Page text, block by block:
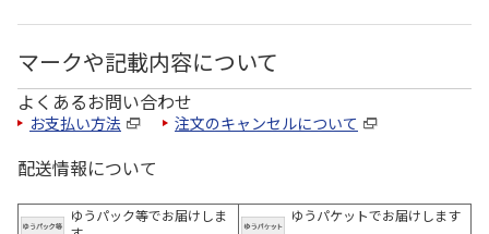
マークや記載内容について
よくあるお問い合わせ
お支払い方法 注文のキャンセルについて
配送情報について
ゆうパック等でお届けしま
ゆうパケットでお届けします